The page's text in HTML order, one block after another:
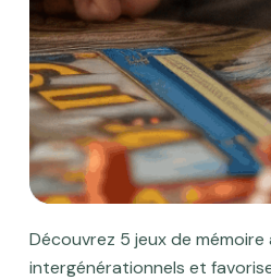
Découvrez 5 jeux de
intergénérationnels et